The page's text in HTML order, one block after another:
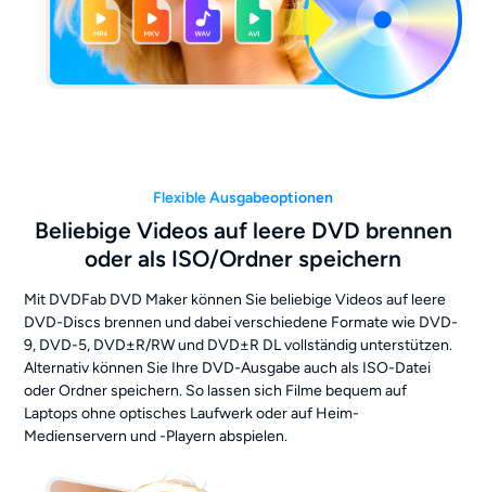
Flexible Ausgabeoptionen
Beliebige Videos auf leere DVD brennen
oder als ISO/Ordner speichern
Mit DVDFab DVD Maker können Sie beliebige Videos auf leere
DVD-Discs brennen und dabei verschiedene Formate wie DVD-
9, DVD-5, DVD±R/RW und DVD±R DL vollständig unterstützen.
Alternativ können Sie Ihre DVD-Ausgabe auch als ISO-Datei
oder Ordner speichern. So lassen sich Filme bequem auf
Laptops ohne optisches Laufwerk oder auf Heim-
Medienservern und -Playern abspielen.